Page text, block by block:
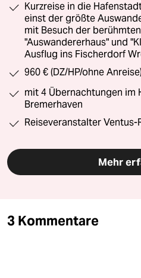
Kurzreise in die
einst der größte
mit Besuch der
"Auswandererhaus" und
Ausflug ins Fischerdorf
960 € (DZ/HP/ohne
mit 4 Übernachtungen im
Bremerhaven
Reiseveranstalter Ventus-
Mehr
3 Kommentare